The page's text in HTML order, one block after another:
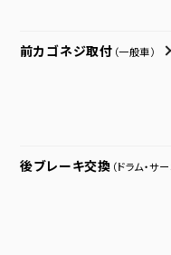
前カゴネジ取付 （一般車）
後ブレーキ交換 （ドラム・サ